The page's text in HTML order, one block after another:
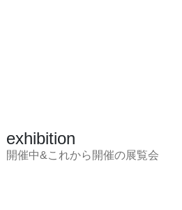
exhibition
開催中&これから開催の展覧会